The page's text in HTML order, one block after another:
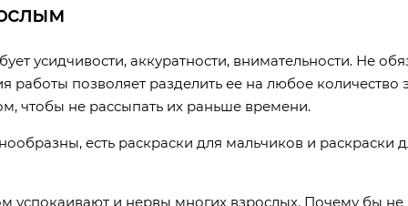
усидчивости, аккуратности, внимательности. Не
работы позволяет разделить ее на любое
чтобы не рассыпать их раньше времени.
есть раскраски для мальчиков и раскраски
успокаивают и нервы многих взрослых. Почему бы не